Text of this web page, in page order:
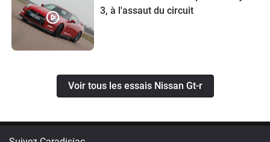
3, à l'assaut du circuit
Voir tous les essais Nissan Gt-r